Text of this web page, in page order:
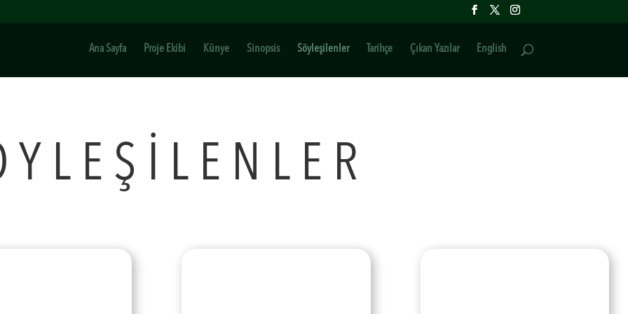
Ana Sayfa Proje Ekibi Künye Sinopsis Söyleşilenler Tarihçe Çıkan Yazılar English